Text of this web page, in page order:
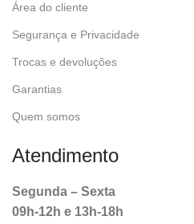
Área do cliente
Segurança e Privacidade
Trocas e devoluções
Garantias
Quem somos
Atendimento
Segunda – Sexta
09h-12h e 13h-18h